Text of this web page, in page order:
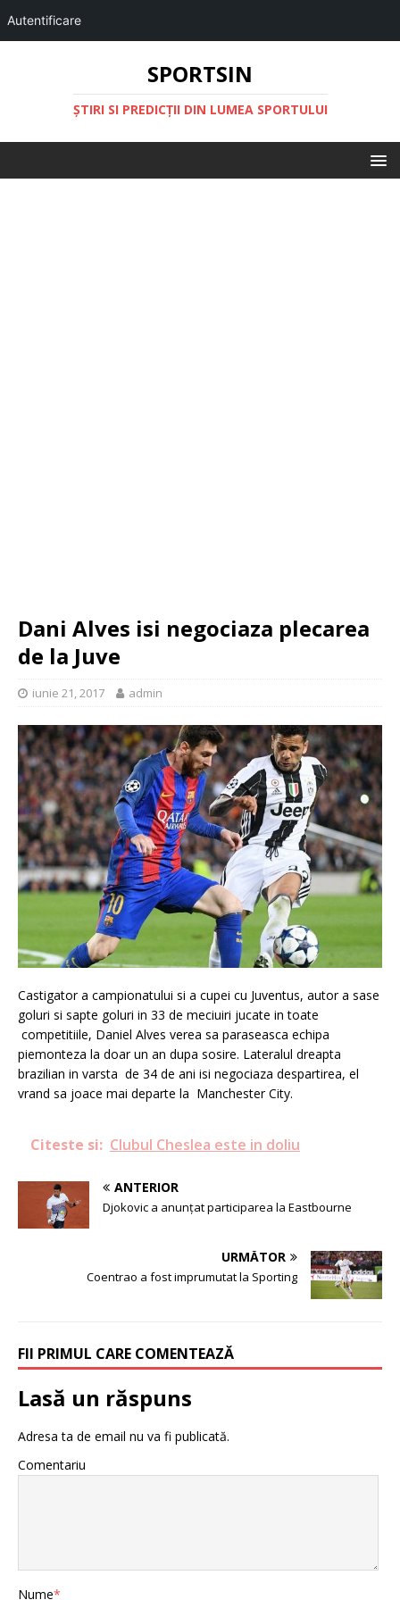
Autentificare
SPORTSIN
ŞTIRI SI PREDICŢII DIN LUMEA SPORTULUI
Dani Alves isi negociaza plecarea
de la Juve
iunie 21, 2017 admin
Castigator a campionatului si a cupei cu Juventus, autor a sase
goluri si sapte goluri in 33 de meciuiri jucate in toate
competitiile, Daniel Alves verea sa paraseasca echipa
piemonteza la doar un an dupa sosire. Lateralul dreapta
brazilian in varsta de 34 de ani isi negociaza despartirea, el
vrand sa joace mai departe la Manchester City.
Citeste si: Clubul Cheslea este in doliu
ANTERIOR
Djokovic a anunțat participarea la Eastbourne
URMĂTOR
Coentrao a fost imprumutat la Sporting
FII PRIMUL CARE COMENTEAZĂ
Lasă un răspuns
Adresa ta de email nu va fi publicată.
Comentariu
Nume*